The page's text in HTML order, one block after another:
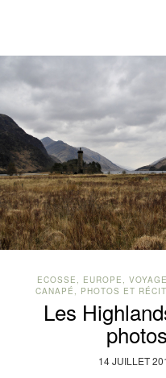
ECOSSE , EUROPE ,
CANAPÉ, PHOTOS ET
Les
photos
14 JUILLET